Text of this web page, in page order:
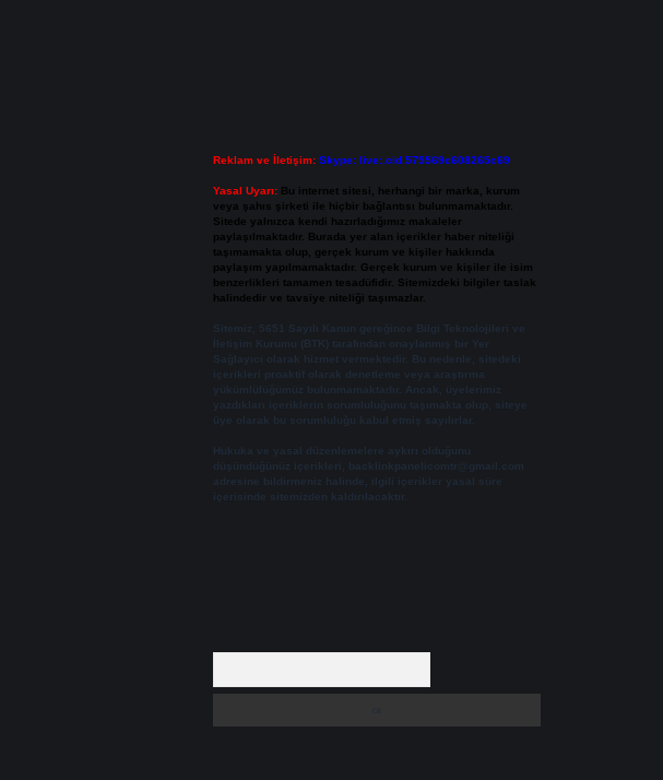
Reklam ve İletişim: Skype: live:.cid.575569c608265c69
Yasal Uyarı: Bu internet sitesi, herhangi bir marka, kurum
veya şahıs şirketi ile hiçbir bağlantısı bulunmamaktadır.
Sitede yalnızca kendi hazırladığımız makaleler
paylaşılmaktadır. Burada yer alan içerikler haber niteliği
taşımamakta olup, gerçek kurum ve kişiler hakkında
paylaşım yapılmamaktadır. Gerçek kurum ve kişiler ile isim
benzerlikleri tamamen tesadüfidir. Sitemizdeki bilgiler taslak
halindedir ve tavsiye niteliği taşımazlar.
Sitemiz, 5651 Sayılı Kanun gereğince Bilgi Teknolojileri ve
İletişim Kurumu (BTK) tarafından onaylanmış bir Yer
Sağlayıcı olarak hizmet vermektedir. Bu nedenle, sitedeki
içerikleri proaktif olarak denetleme veya araştırma
yükümlülüğümüz bulunmamaktadır. Ancak, üyelerimiz
yazdıkları içeriklerin sorumluluğunu taşımakta olup, siteye
üye olarak bu sorumluluğu kabul etmiş sayılırlar.
Hukuka ve yasal düzenlemelere aykırı olduğunu
düşündüğünüz içerikleri,
backlinkpanelicomtr@gmail.com
adresine bildirmeniz halinde, ilgili içerikler yasal süre
içerisinde sitemizden kaldırılacaktır.